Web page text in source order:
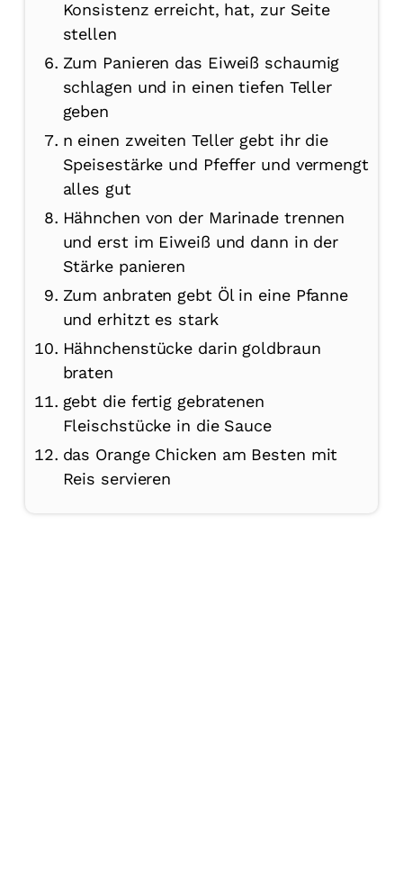
Konsistenz erreicht, hat, zur Seite
stellen
Zum Panieren das Eiweiß schaumig
schlagen und in einen tiefen Teller
geben
n einen zweiten Teller gebt ihr die
Speisestärke und Pfeffer und vermengt
alles gut
Hähnchen von der Marinade trennen
und erst im Eiweiß und dann in der
Stärke panieren
Zum anbraten gebt Öl in eine Pfanne
und erhitzt es stark
Hähnchenstücke darin goldbraun
braten
gebt die fertig gebratenen
Fleischstücke in die Sauce
das Orange Chicken am Besten mit
Reis servieren